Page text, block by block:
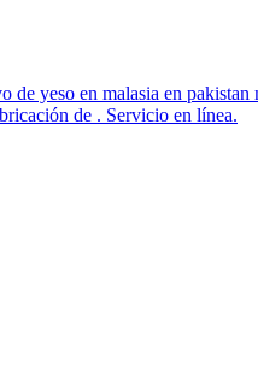
yeso en malasia en
de . Servicio en línea.